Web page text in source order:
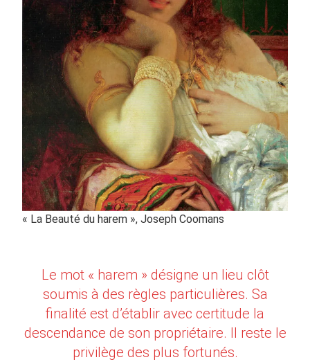
« La Beauté du harem », Joseph Coomans
Le mot « harem » désigne un lieu clôt
soumis à des règles particulières. Sa
finalité est d’établir avec certitude la
descendance de son propriétaire. Il reste le
privilège des plus fortunés.